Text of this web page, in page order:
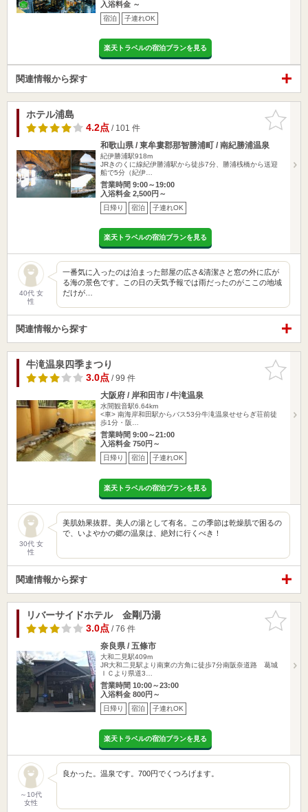
入浴料金 ～
宿泊 子連れOK
楽天トラベルの宿泊プランを見る
関連情報から探す
お気に入
りに追加
ホテル浦島
4.2点/ 101 件
和歌山県 / 東牟婁郡那智勝浦町 / 南紀勝浦温泉
紀伊勝浦駅918m
JRきのくに線紀伊勝浦駅から徒歩7分、勝浦桟橋から送迎
船で5分（紀伊…
営業時間 9:00～19:00
入浴料金 2,500円～
日帰り 宿泊 子連れOK
楽天トラベルの宿泊プランを見る
40代 女
性
一番気に入ったのは泊まった部屋の広さ&清潔さと窓の外に広が
る海の景色です。この日の天気予報では雨だったのがここの地域
だけが…
関連情報から探す
お気に入
りに追加
牛滝温泉四季まつり
3.0点/ 99 件
大阪府 / 岸和田市 / 牛滝温泉
水間観音駅6.64km
<車> 南海岸和田駅からバス53分牛滝温泉せせらぎ荘前徒
歩1分・阪…
営業時間 9:00～21:00
入浴料金 750円～
日帰り 宿泊 子連れOK
楽天トラベルの宿泊プランを見る
30代 女
性
美肌効果抜群。美人の湯として有名。この季節は乾燥肌で困るの
で、いよやかの郷の温泉は、絶対に行くべき！
関連情報から探す
お気に入
りに追加
リバーサイドホテル 金剛乃湯
3.0点/ 76 件
奈良県 / 五條市
大和二見駅409m
JR大和二見駅より南東の方角に徒歩7分南阪奈道路 葛城
ＩＣより県道3…
営業時間 10:00～23:00
入浴料金 800円～
日帰り 宿泊 子連れOK
楽天トラベルの宿泊プランを見る
～10代
女性
良かった。温泉です。700円でくつろげます。